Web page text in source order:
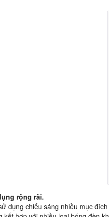
rộng rãi.
dụng chiếu sáng nhiều mục